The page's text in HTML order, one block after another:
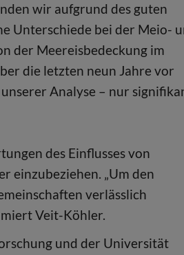
wir aufgrund des guten
Unterschiede bei der Meio-
der Meereisbedeckung im
die letzten neun Jahre vor
Analyse – nur
des Einflusses von
einzubeziehen. „Um den
verlässlich
Veit-Köhler.
und der Universität